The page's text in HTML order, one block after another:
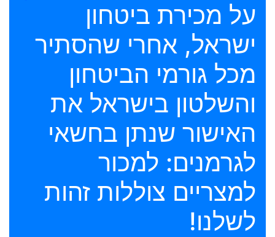
על מכירת ביטחון
ישראל, אחרי שהסתיר
מכל גורמי הביטחון
והשלטון בישראל את
האישור שנתן בחשאי
לגרמנים: למכור
למצריים צוללות זהות
לשלנו!